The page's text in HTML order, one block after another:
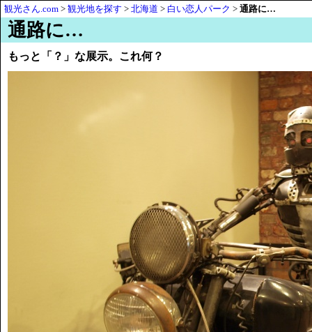
観光さん.com > 観光地を探す > 北海道 > 白い恋人パーク > 通路に…
通路に…
もっと「？」な展示。これ何？